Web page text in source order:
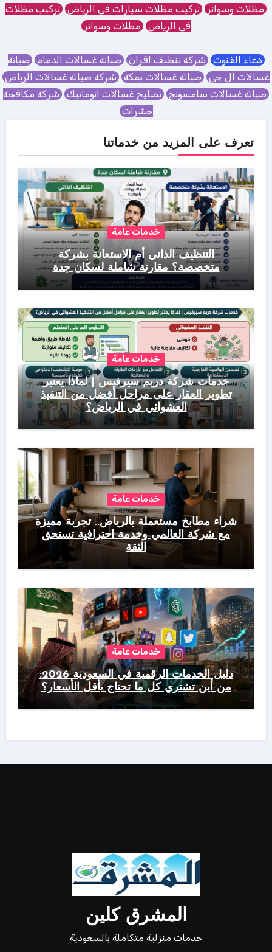
مظلات وسواتر تركيب مظلات سيارات في الرياض تركيب مظلات
في الرياض مظلات وسواتر
دعاء القنوت شركة تنظيف افران صيانة غسالات الدمام صيانة
غسالات ال جي صيانة غسالات بمكة شركة صيانة غسالات الرياض
صيانة غسالات سامسونج تصليح غسالات اتوماتيك شركة مكافحة
حشرات
تعرف على المزيد من خدماتنا
خدمات عامة
التنظيف الذاتي أم الاستعانة بشركة
متخصصة؟ مقارنة شاملة لسكان جدة
خدمات عامة
خدمات شركة دريم سيرفيس | لماذا يعتبر
تطوير العقار على مراحل أفضل من التنفيذ
العشوائي في الرياض؟
خدمات عامة
شراء مطابخ مستعملة بالرياض.. تجربة مميزة
مع شركة العالمي وخدمة احترافية تستحق
الثقة
خدمات عامة
دليل الخدمات الرقمية في السعودية 2026:
من أين تشتري كل ما تحتاج بأقل الأسعار؟
المشرق كلين
خدمات منزلية متكاملة بالسعودية